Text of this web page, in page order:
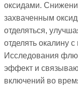
оксидами.
захваченным
отделяться,
отделять окалину
Исследования
эффект и
включений во